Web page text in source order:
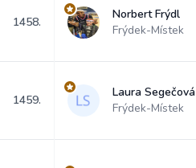
1458.
Norbert Frýdl
Frýdek-Místek
1459.
Laura Segečová
Frýdek-Místek